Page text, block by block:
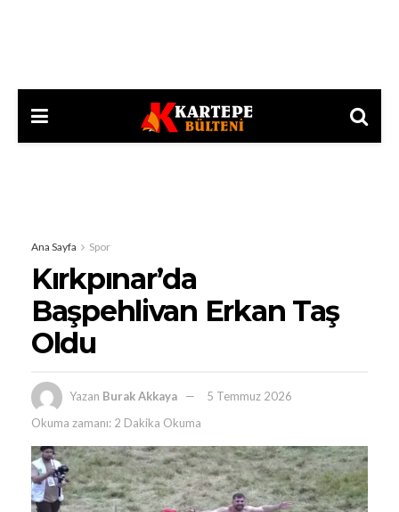
Ana Sayfa Spor
Kırkpınar’da
Başpehlivan Erkan Taş
Oldu
Yazan Burak Akkaya
5 Temmuz 2026
Okuma zamanı: 2 Dakika Okuma